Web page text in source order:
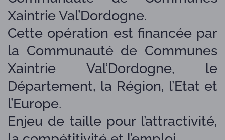
Xaintrie Val’Dordogne.
Cette opération est financée par
la Communauté de Communes
Xaintrie Val’Dordogne, le
Département, la Région, l’Etat et
l’Europe.
Enjeu de taille pour l’attractivité,